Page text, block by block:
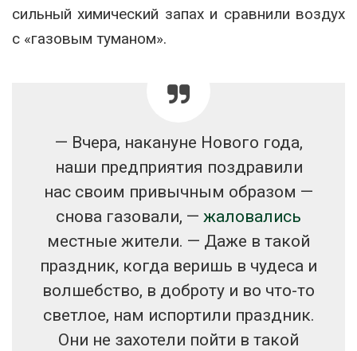
сильный химический запах и сравнили воздух
с «газовым туманом».
— Вчера, накануне Нового года,
наши предприятия поздравили
нас своим привычным образом —
снова газовали, — жаловались
местные жители. — Даже в такой
праздник, когда веришь в чудеса и
волшебство, в доброту и во что-то
светлое, нам испортили праздник.
Они не захотели пойти в такой